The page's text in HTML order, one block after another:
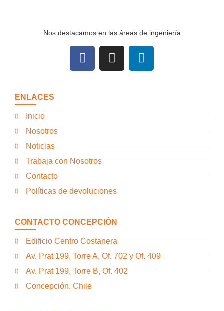
Nos destacamos en las áreas de ingeniería
ENLACES
Inicio
Nosotros
Noticias
Trabaja con Nosotros
Contacto
Políticas de devoluciones
CONTACTO CONCEPCIÓN
Edificio Centro Costanera
Av. Prat 199, Torre A, Of. 702 y Of. 409
Av. Prat 199, Torre B, Of. 402
Concepción. Chile